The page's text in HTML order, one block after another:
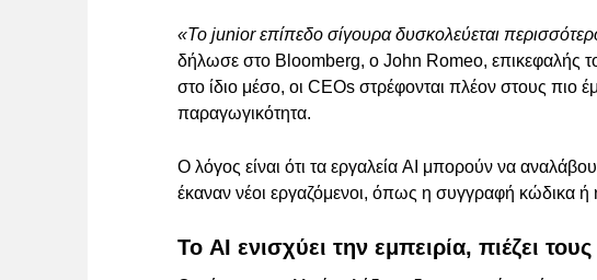
«Το junior επίπεδο σίγουρα δυσκολεύεται
δήλωσε στο Bloomberg, ο John Romeo, επικεφαλής
στο ίδιο μέσο, οι CEOs στρέφονται πλέον στους πιο
παραγωγικότητα.
Ο λόγος είναι ότι τα εργαλεία AI μπορούν να
έκαναν νέοι εργαζόμενοι, όπως η συγγραφή κώδικα
Το AI ενισχύει την εμπειρία, πιέζει